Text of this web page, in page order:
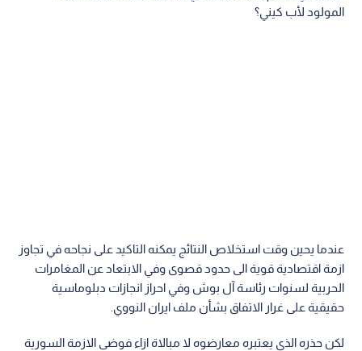
المولود لأب كيني؟
عندما يحين وقت استخلاص النتائج يمكنه التاكيد على نجاحه في تجاوز
ازمة اقتصادية قوية الى حدود قصوى وفي الابتعاد عن المغامرات
الحربية لسنوات رئاسة آل بوش وفي احراز انجازات دبلوماسية
حقيقية على غرار الاتفاق بشأن ملف ايران النووي.
لكن حذره الذي يعتبره معارضوه لا مبالاة ازاء فوضى الازمة السورية